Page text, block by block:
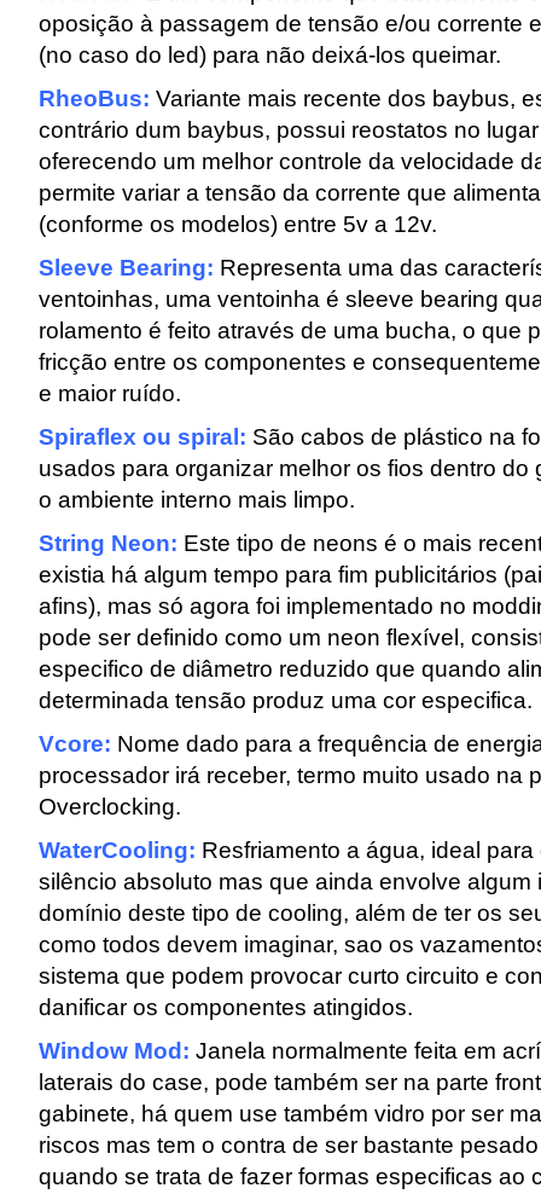
oposição à passagem de tensão e/ou corrente
(no caso do led) para não deixá-los queimar.
RheoBus: Variante mais recente dos baybus,
contrário dum baybus, possui reostatos no
oferecendo um melhor controle da velocidade
permite variar a tensão da corrente que
(conforme os modelos) entre 5v a 12v.
Sleeve Bearing: Representa uma das
ventoinhas, uma ventoinha é sleeve bearing
rolamento é feito através de uma bucha, o que
fricção entre os componentes e
e maior ruído.
Spiraflex ou spiral: São cabos de plástico na
usados para organizar melhor os fios dentro do
o ambiente interno mais limpo.
String Neon: Este tipo de neons é o mais
existia há algum tempo para fim publicitários
afins), mas só agora foi implementado no
pode ser definido como um neon flexível,
especifico de diâmetro reduzido que quando
determinada tensão produz uma cor especifica.
Vcore: Nome dado para a frequência de
processador irá receber, termo muito usado na
Overclocking.
WaterCooling: Resfriamento a água, ideal
silêncio absoluto mas que ainda envolve algum
domínio deste tipo de cooling, além de ter os
como todos devem imaginar, sao os
sistema que podem provocar curto circuito e
danificar os componentes atingidos.
Window Mod: Janela normalmente feita em
laterais do case, pode também ser na parte
gabinete, há quem use também vidro por ser
riscos mas tem o contra de ser bastante
quando se trata de fazer formas especificas ao